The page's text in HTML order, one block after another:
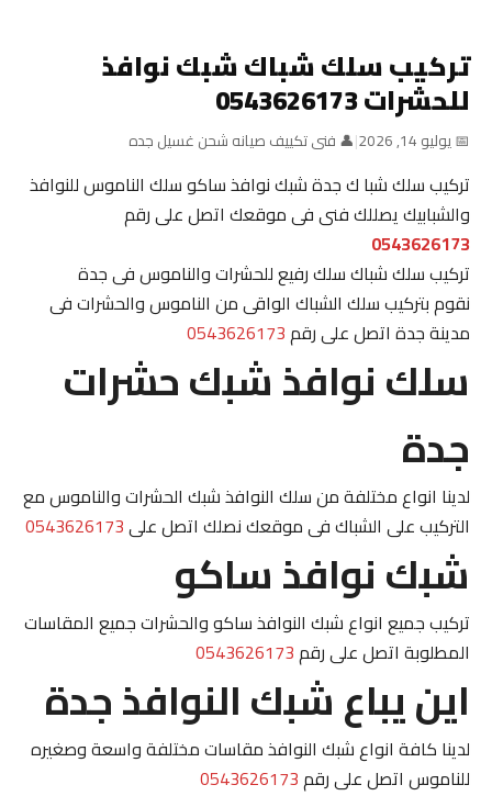
تركيب سلك شباك شبك نوافذ
للحشرات 0543626173
📅 يوليو 14, 2026 |👤 فنى تكييف صيانه شحن غسيل جده
تركيب سلك شبا ك جدة شبك نوافذ ساكو سلك الناموس للنوافذ
والشبابيك يصللك فنى فى موقعك اتصل على رقم
0543626173
تركيب سلك شباك سلك رفيع للحشرات والناموس فى جدة
نقوم بتركيب سلك الشباك الواقى من الناموس والحشرات فى
مدينة جدة اتصل على رقم0543626173
سلك نوافذ شبك حشرات
جدة
لدينا انواع مختلفة من سلك النوافذ شبك الحشرات والناموس مع
التركيب على الشباك فى موقعك نصلك اتصل على0543626173
شبك نوافذ ساكو
تركيب جميع انواع شبك النوافذ ساكو والحشرات جميع المقاسات
المطلوبة اتصل على رقم0543626173
اين يباع شبك النوافذ جدة
لدينا كافة انواع شبك النوافذ مقاسات مختلفة واسعة وصغيره
للناموس اتصل على رقم0543626173